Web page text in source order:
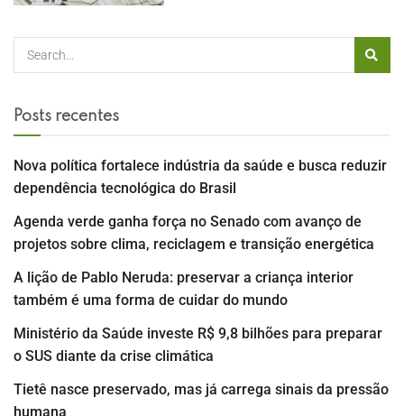
Posts recentes
Nova política fortalece indústria da saúde e busca reduzir
dependência tecnológica do Brasil
Agenda verde ganha força no Senado com avanço de
projetos sobre clima, reciclagem e transição energética
A lição de Pablo Neruda: preservar a criança interior
também é uma forma de cuidar do mundo
Ministério da Saúde investe R$ 9,8 bilhões para preparar
o SUS diante da crise climática
Tietê nasce preservado, mas já carrega sinais da pressão
humana